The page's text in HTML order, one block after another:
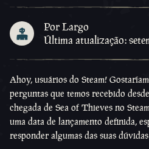
Por Largo
Última atualização:
Ahoy, usuários do Steam!
perguntas que temos recebido
chegada de Sea of Thieves no
uma data de lançamento definida,
responder algumas das suas